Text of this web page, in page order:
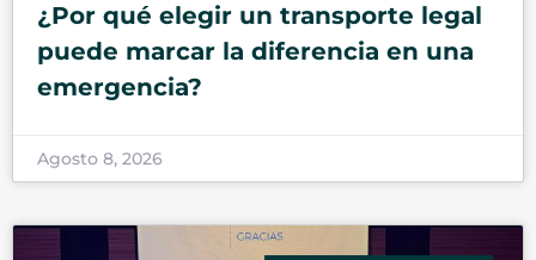
¿Por qué elegir un transporte legal
puede marcar la diferencia en una
emergencia?
Agosto 8, 2026